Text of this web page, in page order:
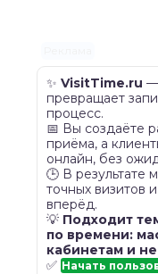
✨VisitTime.ru —
превращает
процесс.
📅 Вы создаёте
приёма, а
онлайн, без
🕒 В результате
точных визитов
вперёд.
💡 Подходит
по времени:
кабинетам и
✅Начать